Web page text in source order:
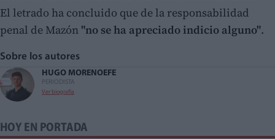
El letrado ha concluido que de la responsabilidad
penal de Mazón "no se ha apreciado indicio alguno".
Sobre los autores
HUGO MORENO
PERIODISTA
Ver biografía
EFE
HOY EN PORTADA